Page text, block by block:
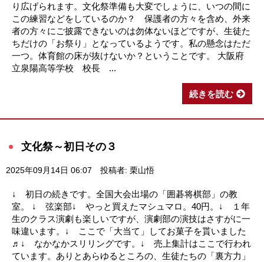
り広げられます。文化祭準備も大変でしょうに、いつの間に
この練習などをしているのか？ 保護者の方々を含め、外来
者の方々にご披露できないのは勿体ないほどですが、生徒た
ちだけの「お祭り」となっているようです。私の懸念はただ
一つ。体育館の床が抜けないか？ということです。 大阪府
立泉陽高等学校 校長 ...
続きを読む
文化祭～初日その３
2025年09月14日 06:07 投稿者: 栗山悟
↓ 初日の続きです。全国大会出場の「囲碁将棋部」の教
室。 ↓ 弦楽部↓ やっと買えたマシュマロ。40円。↓ １年
生のクラス演劇も楽しいですが、演劇部の演技はさすがに一
味違います。↓ ここで「大当て」してお菓子を貰いました
♬↓ なかなかスリリングです。↓ 売上集計はここで行われ
ています。ありとあらゆるところの、生徒たちの「裏方力」